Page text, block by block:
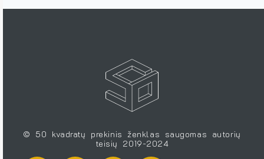
© 50 kvadratų prekinis ženklas saugomas autorių
teisių 2019-2024